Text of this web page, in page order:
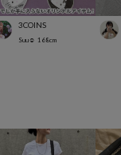
3COINS
Suu☺︎ 168cm